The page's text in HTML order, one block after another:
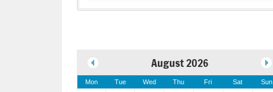
August 2026
Mon Tue Wed Thu Fri Sat Sun